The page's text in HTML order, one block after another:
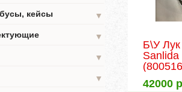
кейсы
▼
▼
▼
▼
Б\У
42000